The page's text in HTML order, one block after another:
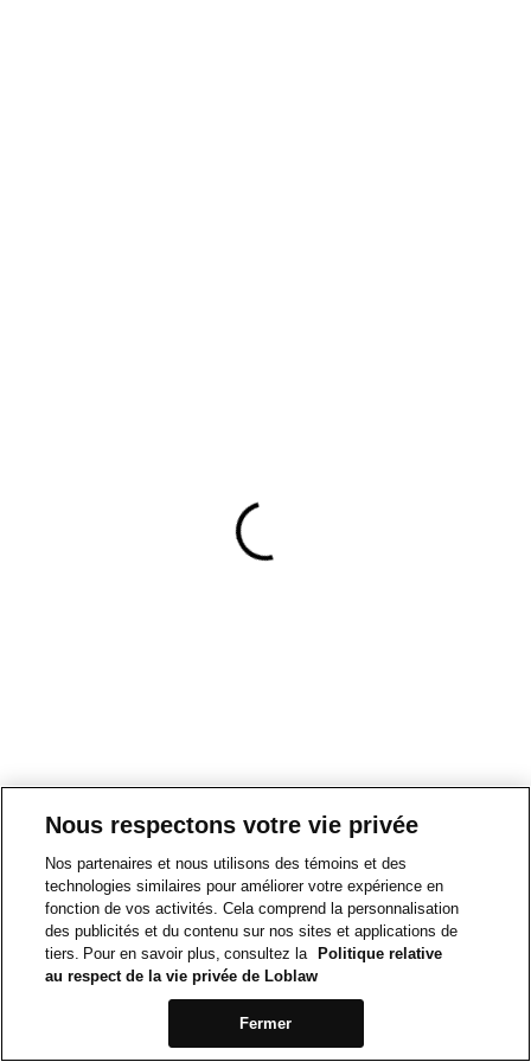
Nous respectons votre vie privée
Nos partenaires et nous utilisons des témoins et des
technologies similaires pour améliorer votre expérience en
fonction de vos activités. Cela comprend la personnalisation
des publicités et du contenu sur nos sites et applications de
tiers. Pour en savoir plus, consultez la
Politique relative
au respect de la vie privée de Loblaw
Fermer